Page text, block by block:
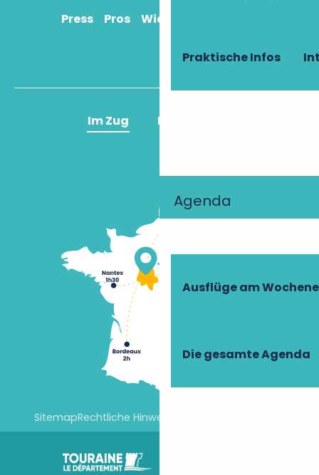
Praktische Infos
Agenda
Ausflüge am
Die gesamte Agenda
Press Pros Wie komme ich an?
Im Zug Im Flugzeug
SitemapRechtliche Hinweise